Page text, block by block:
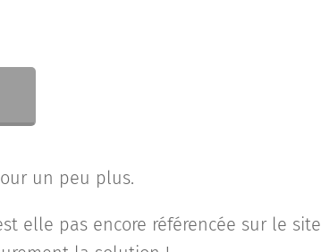
un peu plus.
elle pas encore référencée sur le site